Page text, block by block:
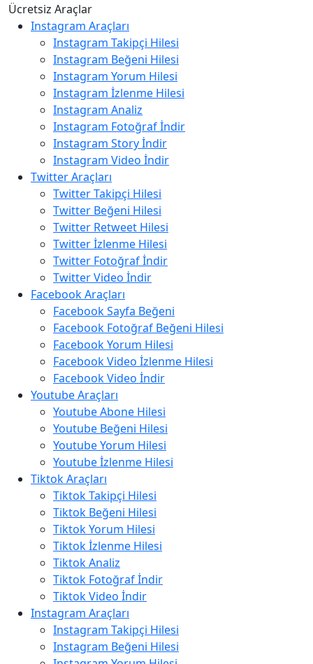
Ücretsiz Araçlar
Instagram Araçları
Instagram Takipçi Hilesi
Instagram Beğeni Hilesi
Instagram Yorum Hilesi
Instagram İzlenme Hilesi
Instagram Analiz
Instagram Fotoğraf İndir
Instagram Story İndir
Instagram Video İndir
Twitter Araçları
Twitter Takipçi Hilesi
Twitter Beğeni Hilesi
Twitter Retweet Hilesi
Twitter İzlenme Hilesi
Twitter Fotoğraf İndir
Twitter Video İndir
Facebook Araçları
Facebook Sayfa Beğeni
Facebook Fotoğraf Beğeni Hilesi
Facebook Yorum Hilesi
Facebook Video İzlenme Hilesi
Facebook Video İndir
Youtube Araçları
Youtube Abone Hilesi
Youtube Beğeni Hilesi
Youtube Yorum Hilesi
Youtube İzlenme Hilesi
Tiktok Araçları
Tiktok Takipçi Hilesi
Tiktok Beğeni Hilesi
Tiktok Yorum Hilesi
Tiktok İzlenme Hilesi
Tiktok Analiz
Tiktok Fotoğraf İndir
Tiktok Video İndir
Instagram Araçları
Instagram Takipçi Hilesi
Instagram Beğeni Hilesi